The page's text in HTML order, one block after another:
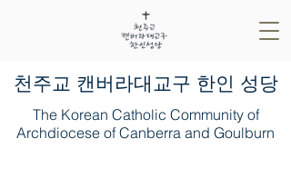
​천주교 캔버라대교구 한인 성당
The Korean Catholic Community of
Archdiocese of Canberra and Goulburn